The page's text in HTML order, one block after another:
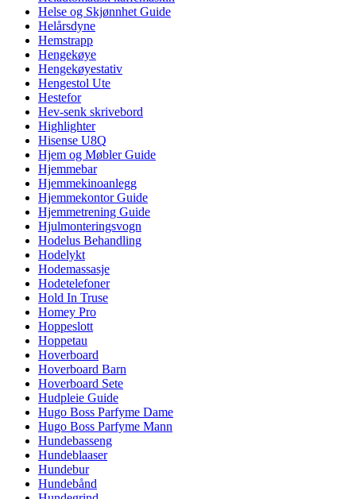
Helse og Skjønnhet Guide
Helårsdyne
Hemstrapp
Hengekøye
Hengekøyestativ
Hengestol Ute
Hestefor
Hev-senk skrivebord
Highlighter
Hisense U8Q
Hjem og Møbler Guide
Hjemmebar
Hjemmekinoanlegg
Hjemmekontor Guide
Hjemmetrening Guide
Hjulmonteringsvogn
Hodelus Behandling
Hodelykt
Hodemassasje
Hodetelefoner
Hold In Truse
Homey Pro
Hoppeslott
Hoppetau
Hoverboard
Hoverboard Barn
Hoverboard Sete
Hudpleie Guide
Hugo Boss Parfyme Dame
Hugo Boss Parfyme Mann
Hundebasseng
Hundeblaaser
Hundebur
Hundebånd